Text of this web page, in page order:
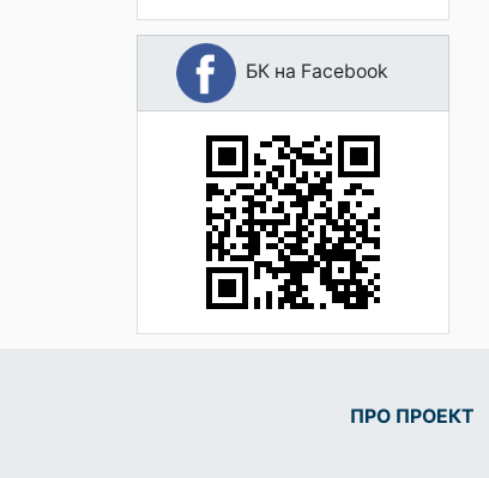
БК на Facebook
ПРО ПРОЕКТ